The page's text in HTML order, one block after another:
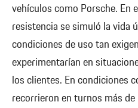
vehículos como Porsche. En
resistencia se simuló la vida
condiciones de uso tan
experimentarían en
los clientes. En condiciones
recorrieron en turnos más